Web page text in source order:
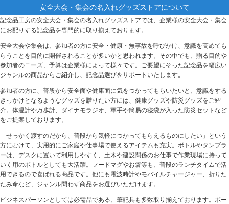
はい、お任せ下さい！記念品工房では業種・規模を問わず様々な企業様
から記念品をご依頼をいただいております。ご希望の条件（数量・予
算・納期等）をお伝えいただきましたら、商品提案から納品まで一貫し
安全大会・集会の名入れグッズストアについて
記念品工房の安全大会・集会の名入れグッズストアでは、企業様の安全大会・集会
にお配りする記念品を専門的に取り揃えております。
安全大会や集会は、参加者の方に安全・健康・無事故を呼びかけ、意識を高めても
らうことを目的に開催されることが多いかと思われます。その中でも、贈る目的や
参加者のニーズ、予算は企業様によって様々です。ご要望にそった記念品を幅広い
ジャンルの商品からご紹介し、記念品選びをサポートいたします。
参加者の方に、普段から安全面や健康面に気をつかってもらいたいと、意識をする
きっかけとなるようなグッズを贈りたい方には、健康グッズや防災グッズをご紹
介。体温計や万歩計、ダイナモラジオ、軍手や簡易の寝袋が入った防災セットなど
をご提案しております。
「せっかく渡すのだから、普段から気軽につかってもらえるものにしたい」という
方にむけて、実用的にご家庭や仕事場で使えるアイテムも充実。ボトルやタンブラ
ーは、デスクに置いて利用しやすく、土木や建設関係のお仕事で作業現場に持って
いく用のボトルとしても大活躍。フードマグやお箸等も、普段のランチタイムで活
用できるので喜ばれる商品です。他にも電波時計やモバイルチャージャー、折りた
たみ傘など、ジャンル問わず商品をお選びいただけます。
ビジネスパーソンとしては必需品である、筆記具も多数取り揃えております。ボー